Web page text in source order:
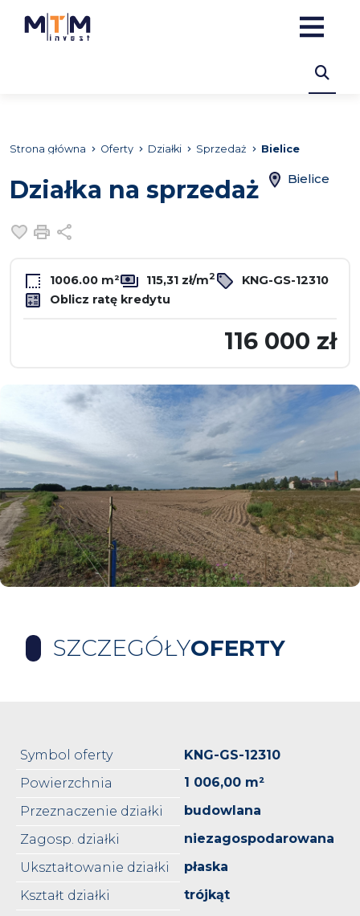
Strona główna Oferty Działki Sprzedaż Bielice
Działka na sprzedaż Bielice
Dodaj do ulubionych
Drukuj
1006.00 m² 115,31 zł/m2
KNG-GS-12310
Oblicz ratę kredytu
116 000 zł
SZCZEGÓŁYOFERTY
Symbol oferty
KNG-GS-12310
Powierzchnia
1 006,00 m²
Przeznaczenie działki
budowlana
Zagosp. działki
niezagospodarowana
Ukształtowanie działki
płaska
Kształt działki
trójkąt